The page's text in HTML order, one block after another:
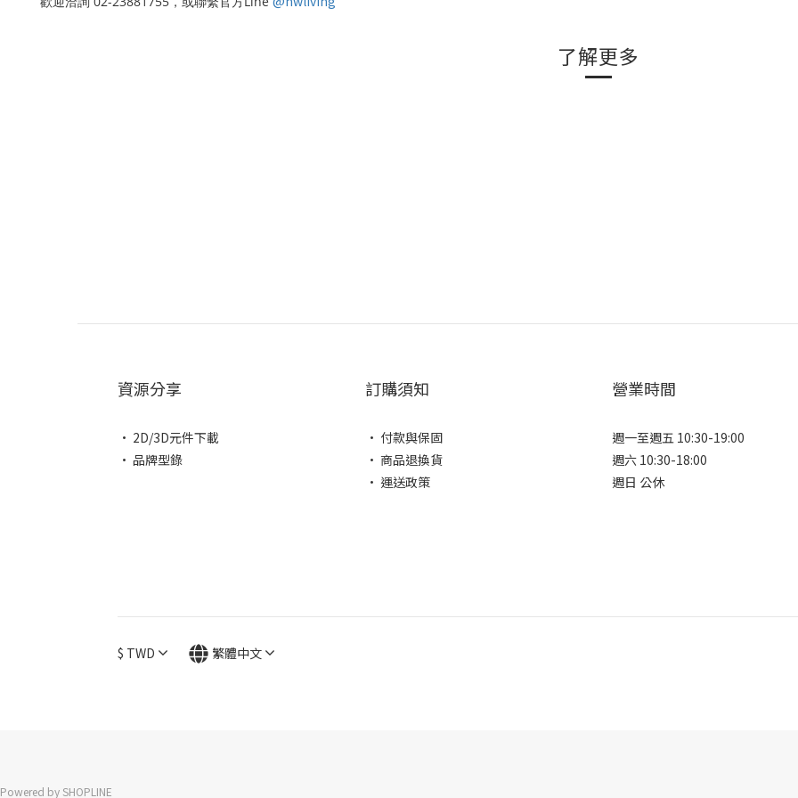
了解更多
資源分享
• 2D/3D元件下載
• 品牌型錄
訂購須知
• 付款與保固
• 商品退換貨
• 運送政策
營業時間
週一至週五 10:30-19:00
週六 10:30-18:00
週日 公休
$ TWD 繁體中文
Powered by SHOPLINE